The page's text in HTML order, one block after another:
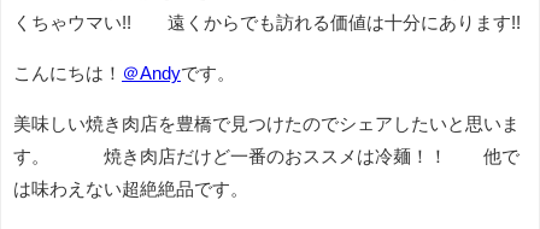
くちゃウマい!! 遠くからでも訪れる価値は十分にあります!!
こんにちは！ ＠Andyです。
美味しい焼き肉店を豊橋で見つけたのでシェアしたいと思いま
す。 焼き肉店だけど一番のおススメは冷麺！！ 他で
は味わえない超絶絶品です。